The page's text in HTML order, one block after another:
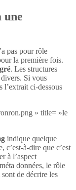
une
pas pour rôle
la première fois.
. Les structures
Si vous
l’extrait ci-dessous
» title= »le
indique quelque
c’est-à-dire que c’est
à l’aspect
données, le rôle
de décrire les